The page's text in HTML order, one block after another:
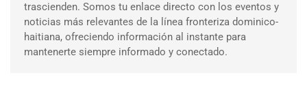
trascienden. Somos tu enlace directo con los eventos y
noticias más relevantes de la línea fronteriza dominico-
haitiana, ofreciendo información al instante para
mantenerte siempre informado y conectado.